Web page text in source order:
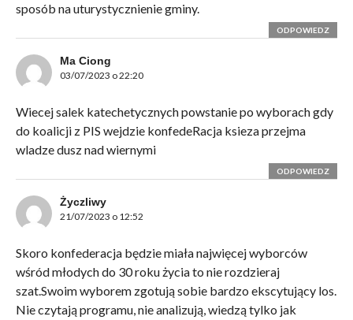
sposób na uturystycznienie gminy.
ODPOWIEDZ
Ma Ciong
03/07/2023 o 22:20
Wiecej salek katechetycznych powstanie po wyborach gdy
do koalicji z PIS wejdzie konfedeRacja ksieza przejma
wladze dusz nad wiernymi
ODPOWIEDZ
Życzliwy
21/07/2023 o 12:52
Skoro konfederacja będzie miała najwięcej wyborców
wśród młodych do 30 roku życia to nie rozdzieraj
szat.Swoim wyborem zgotują sobie bardzo ekscytujący los.
Nie czytają programu, nie analizują, wiedzą tylko jak